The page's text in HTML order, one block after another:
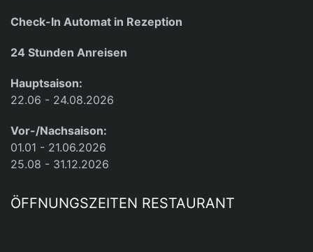
Check-In Automat in Rezeption
24 Stunden Anreisen
Hauptsaison:
22.06 - 24.08.2026
Vor-/Nachsaison:
01.01 - 21.06.2026
25.08 - 31.12.2026
ÖFFNUNGSZEITEN RESTAURANT